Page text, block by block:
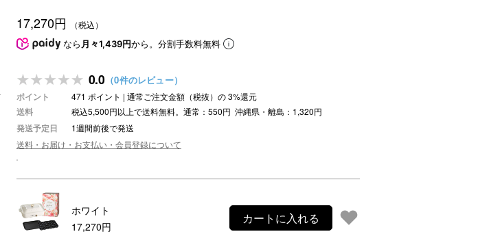
ビューティー
ヘアケア
ハンドケア
ボディケア
アロマ
ベビー・キッズアイテム more
おもちゃ・トイ
ファッション
その他ベビー・キッズアイテム
おまとめ割引
SUPPORT
17,270円 （税込）
なら 月々1,439円から。分割手数料無料
0.0 （0件のレビュー）
ポイント 471 ポイント | 通常ご注文金額（税抜）の3%還元
送料 税込5,500円以上で送料無料。通常：550円 沖縄県・離島：1,320円
発送予定日
1週間前後で発送
送料・お届け・お支払い・会員登録について
ホワイト
17,270円
カートに入れる